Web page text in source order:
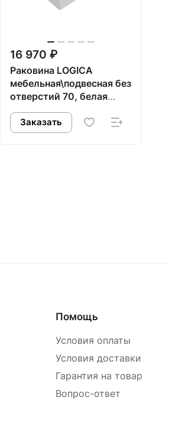
16 970 ₽
Раковина LOGICA
мебельная\подвесная без
отверстий 70, белая
глянцевая
Заказать
Помощь
Условия оплаты
Условия доставки
Гарантия на товар
Вопрос-ответ